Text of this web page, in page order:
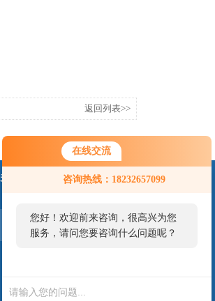
在线交流
咨询热线：18232657099
您好！欢迎前来咨询，很高兴为您
服务，请问您要咨询什么问题呢？
返回列表>>
关注我们